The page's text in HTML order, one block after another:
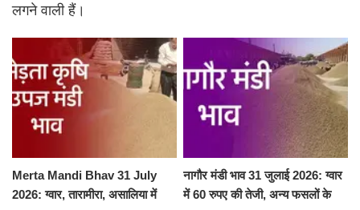
लगने वाली हैं।
Merta Mandi Bhav 31 July
2026: ग्वार, तारामीरा, असालिया में
नागौर मंडी भाव 31 जुलाई 2026: ग्वार
में 60 रुपए की तेजी, अन्य फसलों के